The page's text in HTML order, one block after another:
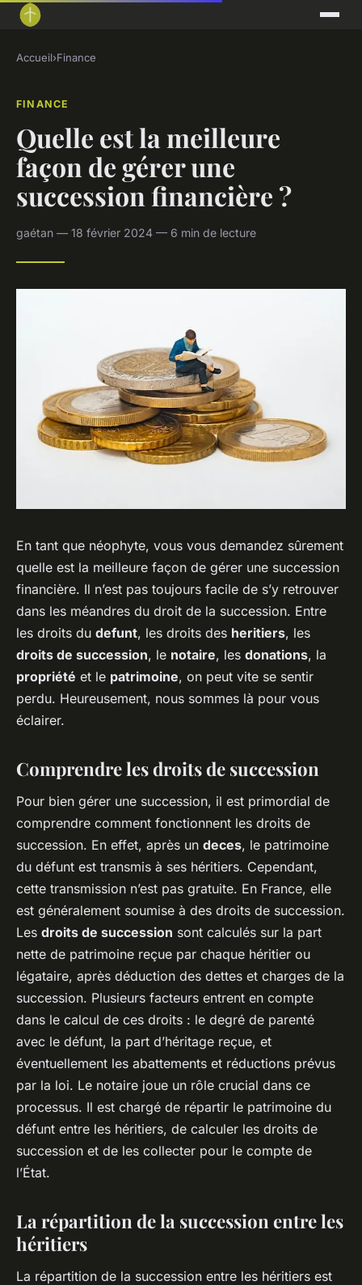
Accueil›Finance
FINANCE
Quelle est la meilleure
façon de gérer une
succession financière ?
gaétan — 18 février 2024 — 6 min de lecture
En tant que néophyte, vous vous demandez sûrement
quelle est la meilleure façon de gérer une succession
financière. Il n’est pas toujours facile de s’y retrouver
dans les méandres du droit de la succession. Entre
les droits du defunt, les droits des heritiers, les
droits de succession, le notaire, les donations, la
propriété et le patrimoine, on peut vite se sentir
perdu. Heureusement, nous sommes là pour vous
éclairer.
Comprendre les droits de succession
Pour bien gérer une succession, il est primordial de
comprendre comment fonctionnent les droits de
succession. En effet, après un deces, le patrimoine
du défunt est transmis à ses héritiers. Cependant,
cette transmission n’est pas gratuite. En France, elle
est généralement soumise à des droits de succession.
Les droits de succession sont calculés sur la part
nette de patrimoine reçue par chaque héritier ou
légataire, après déduction des dettes et charges de la
succession. Plusieurs facteurs entrent en compte
dans le calcul de ces droits : le degré de parenté
avec le défunt, la part d’héritage reçue, et
éventuellement les abattements et réductions prévus
par la loi. Le notaire joue un rôle crucial dans ce
processus. Il est chargé de répartir le patrimoine du
défunt entre les héritiers, de calculer les droits de
succession et de les collecter pour le compte de
l’État.
La répartition de la succession entre les
héritiers
La répartition de la succession entre les héritiers est